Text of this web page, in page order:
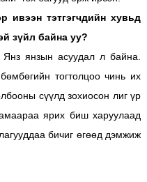
ивээн тэтгэгчдийн хувьд
зүйл байна уу?
янзын асуудал л байна.
тогтолцоо чинь их
сүүлд зохиосон лиг үр
ярих биш харуулаад
бичиг өгөөд дэмжиж